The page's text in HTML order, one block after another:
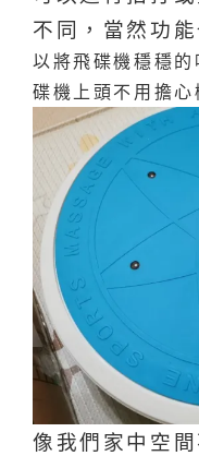
不同，當然功
以將飛碟機穩穩
碟機上頭不用擔
像我們家中空